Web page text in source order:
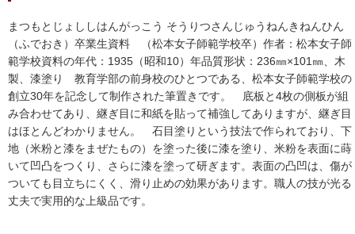
まつもとじょししはんがっこう そうりつさんじゅうねんきねんひん
（ふでおき）卒業生資料 （松本女子師範学校卒）作者：松本女子師
範学校資料の年代：1935（昭和10）年品質形状：236㎜×101㎜、木
製、漆塗り 教育学部の前身校のひとつである、松本女子師範学校の
創立30年を記念して制作された筆置きです。 底板と4枚の側板が組
み合わせてあり、継ぎ目に和紙を貼って補強してありますが、継ぎ目
はほとんどわかりません。 石目塗りという技法で作られており、下
地（米粉と漆をまぜたもの）を塗った後に漆を塗り、米粉を表面に蒔
いて凹凸をつくり、さらに漆を塗って研ぎます。表面の凸凹は、傷が
ついても目立ちにくく、滑り止めの効果があります。職人の技が光る
丈夫で実用的な上級品です。